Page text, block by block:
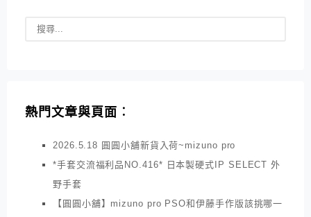
熱門文章與頁面︰
2026.5.18 圓圓小舖新貨入荷~mizuno pro
*手套交流福利品NO.416* 日本製硬式IP SELECT 外
野手套
【圓圓小舖】mizuno pro PSO和伊藤手作版該挑哪一